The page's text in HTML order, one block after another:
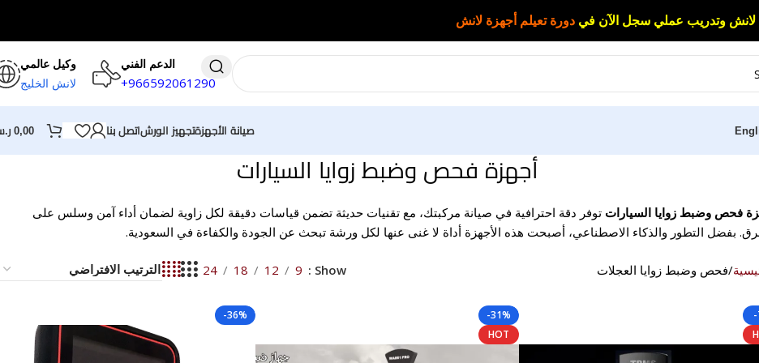
وتدريب عملي سجل الآن في دورة تعيلم أجهزة لانش
الدعم الفني
966592061290
+
وكيل عالمي
لانش الخليج
صيانة الأجهزةتجهيز الورشاتصل بنا 0,00
أجهزة فحص وضبط زوايا السيارات
فحص وضبط زوايا السيارات توفر دقة احترافية في صيانة مركبتك، مع تقنيات حديثة تضمن قياسات دقيقة لكل زاوية لضمان أداء آمن وسلس على
بفضل التطور والذكاء الاصطناعي، أصبحت هذه الأجهزة أداة لا غنى عنها لكل ورشة تبحث عن الجودة والكفاءة في السعودية.
فحص وضبط زوايا العجلات Show
9
12
18
24
-31%
HOT
-36%